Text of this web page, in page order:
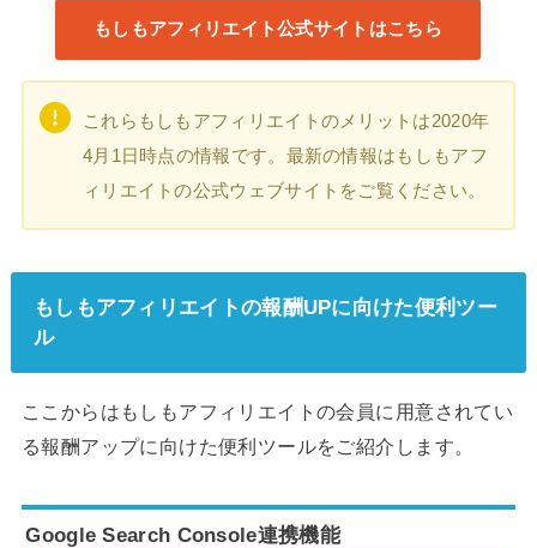
もしもアフィリエイト公式サイトはこちら
これらもしもアフィリエイトのメリットは2020年
4月1日時点の情報です。最新の情報はもしもアフ
ィリエイトの公式ウェブサイトをご覧ください。
もしもアフィリエイトの報酬UPに向けた便利ツー
ル
ここからはもしもアフィリエイトの会員に用意されてい
る報酬アップに向けた便利ツールをご紹介します。
Google Search Console連携機能